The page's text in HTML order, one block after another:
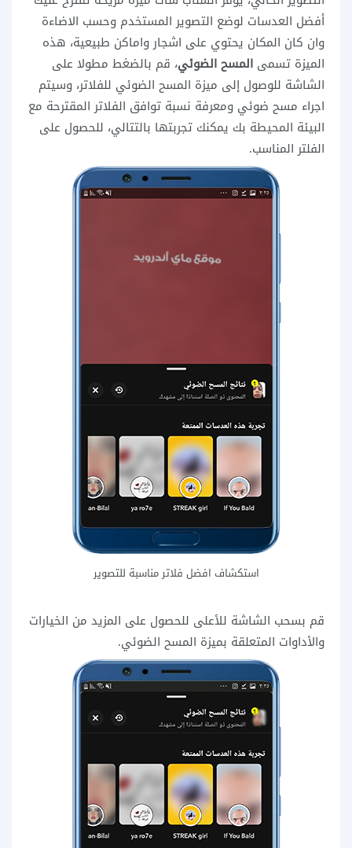
أفضل العدسات لوضع التصوير المستخدم وحسب الاضاءة
وان كان المكان يحتوي على اشجار واماكن طبيعية، هذه
الميزة تسمى المسح الضوئي، قم بالضغط مطولا على
الشاشة للوصول إلى ميزة المسح الضوئي للفلاتر، وسيتم
اجراء مسح ضوئي ومعرفة نسبة توافق الفلاتر المقترحة مع
البيئة المحيطة بك يمكنك تجربتها بالتتالي، للحصول على
الفلتر المناسب.
استكشاف افضل فلاتر مناسبة للتصوير
قم بسحب الشاشة للأعلى للحصول على المزيد من الخيارات
والأداوات المتعلقة بميزة المسح الضوئي.